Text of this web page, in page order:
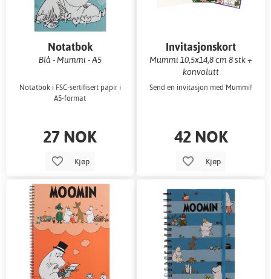
Notatbok
Blå - Mummi - A5
Notatbok i FSC-sertifisert papir i
A5-format
27 NOK
Kjøp
Invitasjonskort
Mummi 10,5x14,8 cm 8 stk +
konvolutt
Send en invitasjon med Mummi!
42 NOK
Kjøp